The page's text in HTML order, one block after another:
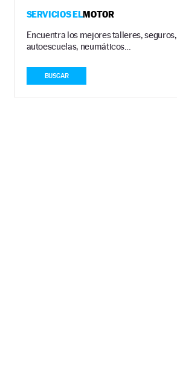
SERVICIOS ELMOTOR
Encuentra los mejores talleres, seguros,
autoescuelas, neumáticos…
BUSCAR